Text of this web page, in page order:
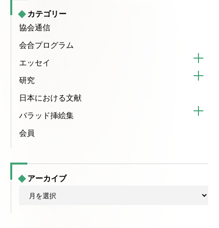
カテゴリー
協会通信
会合プログラム
エッセイ
研究
日本における文献
バラッド挿絵集
会員
アーカイブ